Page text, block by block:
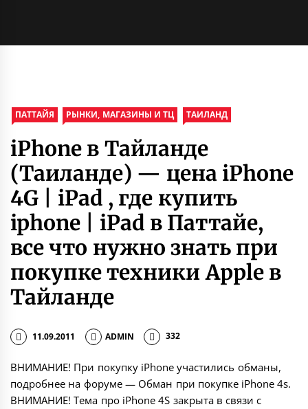
ПАТТАЙЯ РЫНКИ, МАГАЗИНЫ И ТЦ ТАИЛАНД
iPhone в Тайланде
(Таиланде) — цена iPhone
4G | iPad , где купить
iphone | iPad в Паттайе,
все что нужно знать при
покупке техники Apple в
Тайланде
11.09.2011 ADMIN 332
ВНИМАНИЕ! При покупку iPhone участились обманы,
подробнее на форуме — Обман при покупке iPhone 4s.
ВНИМАНИЕ! Тема про iPhone 4S закрыта в связи с